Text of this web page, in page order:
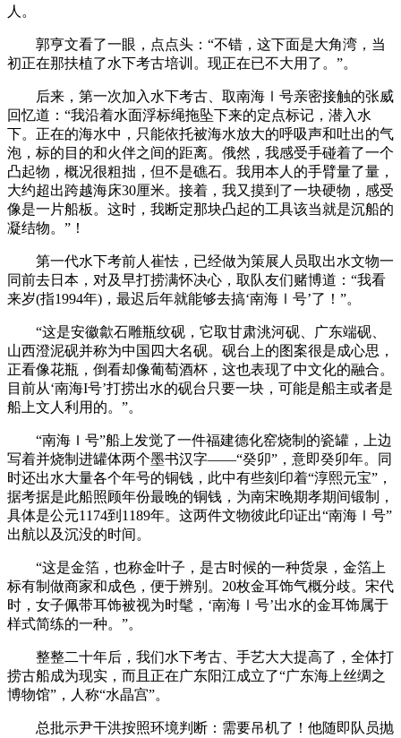
人。
郭亨文看了一眼，点点头：“不错，这下面是大角湾，当
初正在那扶植了水下考古培训。现正在已不大用了。”。
后来，第一次加入水下考古、取南海Ⅰ号亲密接触的张威
回忆道：“我沿着水面浮标绳拖坠下来的定点标记，潜入水
下。正在的海水中，只能依托被海水放大的呼吸声和吐出的气
泡，标的目的和火伴之间的距离。俄然，我感受手碰着了一个
凸起物，概况很粗拙，但不是礁石。我用本人的手臂量了量，
大约超出跨越海床30厘米。接着，我又摸到了一块硬物，感受
像是一片船板。这时，我断定那块凸起的工具该当就是沉船的
凝结物。”！
第一代水下考前人崔怯，已经做为策展人员取出水文物一
同前去日本，对及早打捞满怀决心，取队友们赌博道：“我看
来岁(指1994年)，最迟后年就能够去搞‘南海Ⅰ号’了！”。
“这是安徽歙石雕瓶纹砚，它取甘肃洮河砚、广东端砚、
山西澄泥砚并称为中国四大名砚。砚台上的图案很是成心思，
正看像花瓶，倒看却像葡萄酒杯，这也表现了中文化的融合。
目前从‘南海Ι号’打捞出水的砚台只要一块，可能是船主或者是
船上文人利用的。”。
“南海Ｉ号”船上发觉了一件福建德化窑烧制的瓷罐，上边
写着并烧制进罐体两个墨书汉字——“癸卯”，意即癸卯年。同
时还出水大量各个年号的铜钱，此中有些刻印着“淳熙元宝”，
据考据是此船照顾年份最晚的铜钱，为南宋晚期孝期间锻制，
具体是公元1174到1189年。这两件文物彼此印证出“南海Ⅰ号”
出航以及沉没的时间。
“这是金箔，也称金叶子，是古时候的一种货泉，金箔上
标有制做商家和成色，便于辨别。20枚金耳饰气概分歧。宋代
时，女子佩带耳饰被视为时髦，‘南海Ⅰ号’出水的金耳饰属于
样式简练的一种。”。
整整二十年后，我们水下考古、手艺大大提高了，全体打
捞古船成为现实，而且正在广东阳江成立了“广东海上丝绸之
博物馆”，人称“水晶宫”。
总批示尹干洪按照环境判断：需要吊机了！他随即队员抛